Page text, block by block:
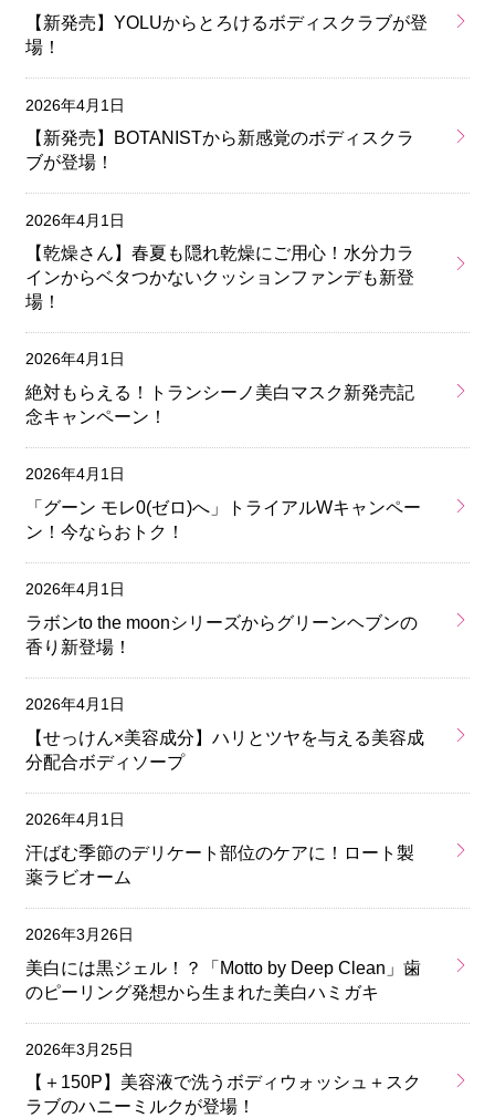
【新発売】YOLUからとろけるボディスクラブが登
場！
2026年4月1日
【新発売】BOTANISTから新感覚のボディスクラ
ブが登場！
2026年4月1日
【乾燥さん】春夏も隠れ乾燥にご用心！水分力ラ
インからベタつかないクッションファンデも新登
場！
2026年4月1日
絶対もらえる！トランシーノ美白マスク新発売記
念キャンペーン！
2026年4月1日
「グーン モレ0(ゼロ)へ」トライアルWキャンペー
ン！今ならおトク！
2026年4月1日
ラボンto the moonシリーズからグリーンヘブンの
香り新登場！
2026年4月1日
【せっけん×美容成分】ハリとツヤを与える美容成
分配合ボディソープ
2026年4月1日
汗ばむ季節のデリケート部位のケアに！ロート製
薬ラビオーム
2026年3月26日
美白には黒ジェル！？「Motto by Deep Clean」歯
のピーリング発想から生まれた美白ハミガキ
2026年3月25日
【＋150P】美容液で洗うボディウォッシュ＋スク
ラブのハニーミルクが登場！